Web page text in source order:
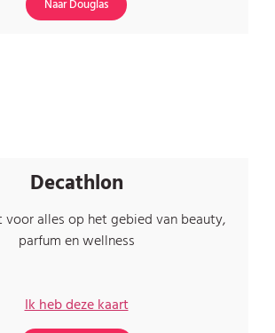
Naar Douglas
Decathlon
voor alles op het gebied van beauty,
parfum en wellness
Ik heb deze kaart